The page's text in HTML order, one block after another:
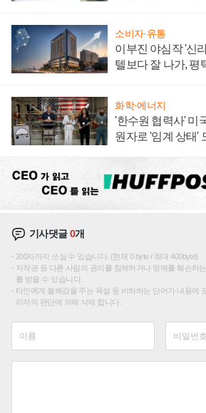
소비자·유통
이부진 야심작 '신
텔보다 잘 나가, 평
화학·에너지
'한수원 협력사' 미
원자로 '임계 상태'
기사댓글0개
200자까지 쓰실 수 있습니다. (현재 0 byte / 최대 400byte)
저작권 등 다른 사람의 권리를 침해하거나 명예를 훼손하
를 받을 수 있습니다.
타인에게 불쾌감을 주는 욕설 등 비하하는 단어가 내용에
리자의 판단에 의해 삭제 합니다.